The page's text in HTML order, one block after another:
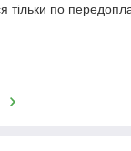
тільки по